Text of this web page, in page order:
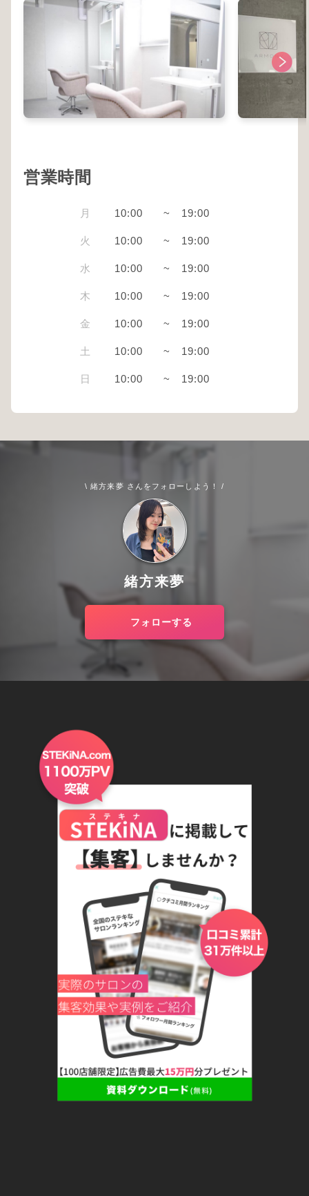
営業時間
月 10:00 ~ 19:00
火 10:00 ~ 19:00
水 10:00 ~ 19:00
木 10:00 ~ 19:00
金 10:00 ~ 19:00
土 10:00 ~ 19:00
日 10:00 ~ 19:00
\ 緒方来夢 さんをフォローしよう！ /
緒方来夢
フォローする